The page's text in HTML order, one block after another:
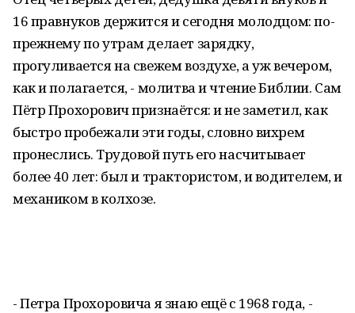
16 правнуков держится и сегодня молодцом: по-
прежнему по утрам делает зарядку,
прогуливается на свежем воздухе, а уж вечером,
как и полагается, - молитва и чтение Библии. Сам
Пётр Прохорович признаётся: и не заметил, как
быстро пробежали эти годы, словно вихрем
пронеслись. Трудовой путь его насчитывает
более 40 лет: был и трактористом, и водителем, и
механиком в колхозе.
- Петра Прохоровича я знаю ещё с 1968 года, -